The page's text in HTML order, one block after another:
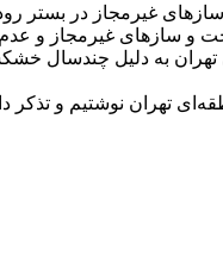
غیرمجاز در بستر
سازهای غیرمجاز و عدم
به دلیل چند‌سال
تهران نوشتیم و تذکر